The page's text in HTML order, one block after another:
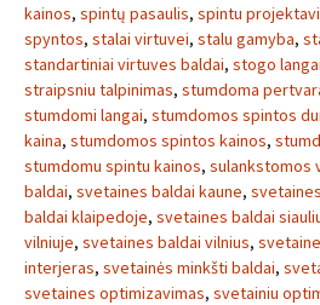
kainos, spintų pasaulis, spintu
spyntos, stalai virtuvei, stalu gamyba,
standartiniai virtuves baldai, stogo langai
straipsniu talpinimas, stumdoma
stumdomi langai, stumdomos spintos
kaina, stumdomos spintos kainos,
stumdomu spintu kainos, sulankstomos
baldai, svetaines baldai kaune,
baldai klaipedoje, svetaines baldai
vilniuje, svetaines baldai vilnius,
interjeras, svetainės minkšti baldai,
svetaines optimizavimas, svetainiu